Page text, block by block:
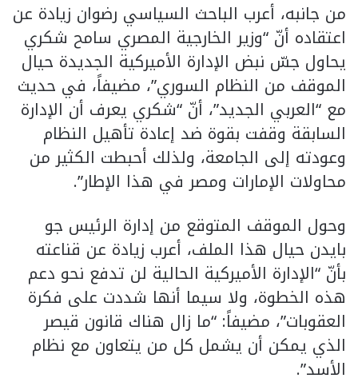
من جانبه، أعرب الباحث السياسي رضوان زيادة عن
اعتقاده أنّ “وزير الخارجية المصري سامح شكري
يحاول جسّ نبض الإدارة الأميركية الجديدة حيال
الموقف من النظام السوري”، مضيفاً، في حديث
مع “العربي الجديد”، أنّ “شكري يعرف أن الإدارة
السابقة وقفت بقوة ضد إعادة تأهيل النظام
وعودته إلى الجامعة، ولذلك أحبطت الكثير من
محاولات الإمارات ومصر في هذا الإطار”.
وحول الموقف المتوقع من إدارة الرئيس جو
بايدن حيال هذا الملف، أعرب زيادة عن قناعته
بأنّ “الإدارة الأميركية الحالية لن تدفع نحو دعم
هذه الخطوة، ولا سيما أنها شددت على فكرة
العقوبات”، مضيفاً: “ما زال هناك قانون قيصر
الذي يمكن أن يشمل كل من يتعاون مع نظام
الأسد”.